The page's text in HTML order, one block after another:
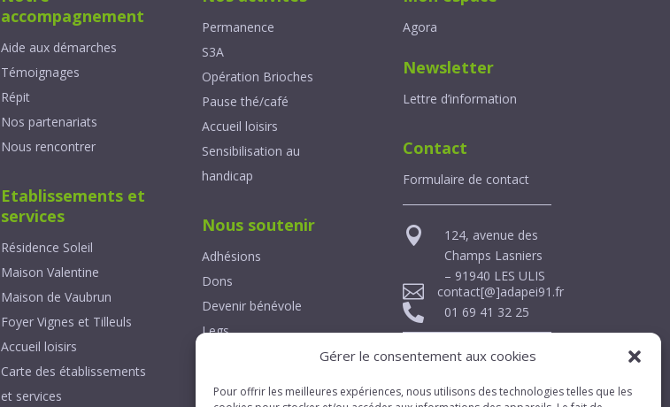
Gérer le consentement aux cookies
Pour offrir les meilleures expériences, nous utilisons des technologies telles que les
accompagnement
Aide aux démarches
Témoignages
Répit
Nos partenariats
Nous rencontrer
Etablissements et
services
Résidence Soleil
Maison Valentine
Maison de Vaubrun
Foyer Vignes et Tilleuls
Accueil loisirs
Carte des établissements
et services
Permanence
S3A
Opération Brioches
Pause thé/café
Accueil loisirs
Sensibilisation au
handicap
Nous soutenir
Adhésions
Dons
Devenir bénévole
Legs
Agora
Newsletter
Lettre d’information
Contact
Formulaire de contact

124, avenue des
Champs Lasniers
– 91940 LES ULIS
 contact[@]adapei91.fr
 01 69 41 32 25